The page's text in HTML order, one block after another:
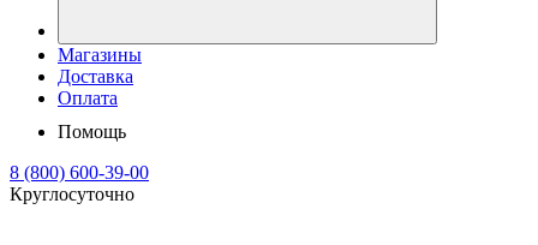
Магазины
Доставка
Оплата
Помощь
8 (800) 600-39-00
Круглосуточно